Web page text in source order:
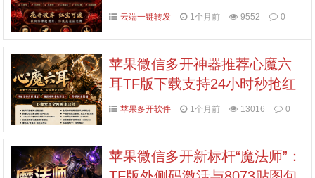
年卡授权，拍拍卡激活码商城
云端一键转发 1个月前 9552 0
苹果微信多开神器推荐心魔六
耳TF版下载支持24小时秒抢红
包/防撤回
苹果多开软件 1个月前 13016 0
苹果微信多开新标杆“魔法师”：